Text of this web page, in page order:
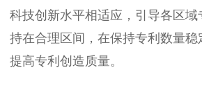
科技创新水平相适应，引导各区域
持在合理区间，在保持专利数量
提高专利创造质量。